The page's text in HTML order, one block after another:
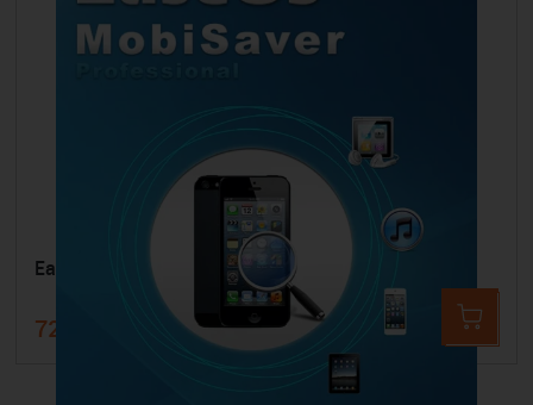
EaseUS Mobisaver for iOS 7.6 (Win)
72,99 € 134,46 €